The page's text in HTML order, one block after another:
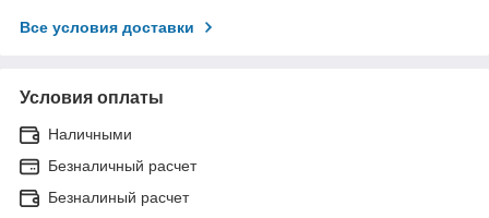
Все условия доставки
Условия оплаты
Наличными
Безналичный расчет
Безналиный расчет